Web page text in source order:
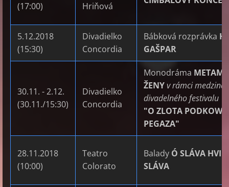
(17:00)
Hriňová
5.12.2018
(15:30)
Divadielko
Concordia
Bábková rozprávka
GAŠPAR
30.11. - 2.12.
(30.11./15:30)
Divadielko
Concordia
Monodráma
ŽENYv rámci
divadelného festivalu
"O ZLOTA PODKOWE
PEGAZA"
28.11.2018
(10:00)
Teatro
Colorato
Balady Ó SLÁVA
SLÁVA